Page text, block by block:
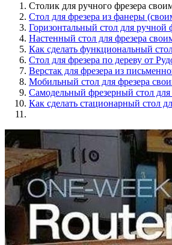
Столик для ручного фрезера
Стол для фрезера из фанеры
Горизонтальный стол для
Настенный стол для фрезера
Как сделать функциональный
Стол для фрезера по дереву от
Верстак для фрезера из
Мобильный стол для фрезера
Самодельный фрезерный стол
Как сделать стационарный стол